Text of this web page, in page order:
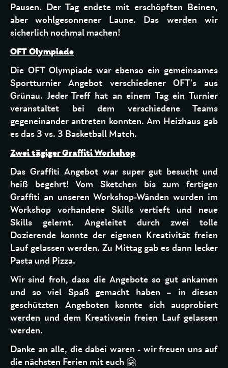
Pausen. Der Tag endete mit erschöpften Beinen,
aber wohlgesonnener Laune. Das werden wir
sicherlich nochmal machen!
OFT Olympiade
Die OFT Olympiade war ebenso ein gemeinsames
Sportturnier Angebot verschiedener OFT's aus
Grünau. Jeder Treff hat an einem Tag ein Turnier
veranstaltet bei dem verschiedene Teams
gegeneinander antreten konnten. Am Heizhaus gab
es das 3 vs. 3 Basketball Match.
Zwei tägiger Graffiti Workshop
Das Graffiti Angebot war super gut besucht und
heiß begehrt! Vom Sketchen bis zum fertigen
Graffiti an unseren Workshop-Wänden wurden im
Workshop vorhandene Skills vertieft und neue
Skills gelernt. Angeleitet durch zwei tolle
Dozierende konnte der eigenen Kreativität freien
Lauf gelassen werden. Zu Mittag gab es dann lecker
Pasta und Pizza.
Wir sind froh, dass die Angebote so gut ankamen
und so viel Spaß gemacht haben – in diesen
geschützten Angeboten konnte sich ausprobiert
werden und dem Kreativsein freien Lauf gelassen
werden.
Danke an alle, die dabei waren - wir freuen uns auf
die nächsten Ferien mit euch 🤗